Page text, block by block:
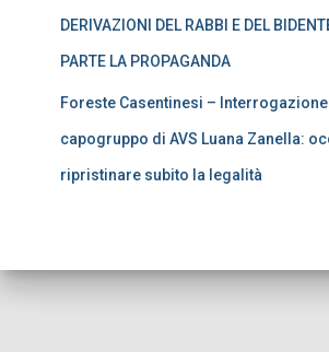
DERIVAZIONI DEL RABBI E DEL
PARTE LA PROPAGANDA
Foreste Casentinesi –
capogruppo di AVS Luana Zanella:
ripristinare subito la legalità